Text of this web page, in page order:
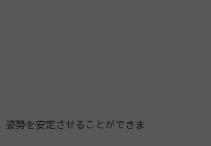
勢を安定させることができま